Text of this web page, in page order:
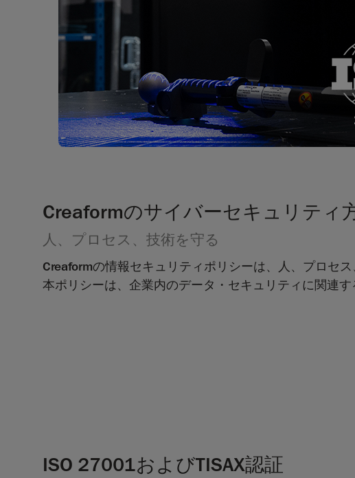
Creaformのサイバーセキュリティ
人、プロセス、技術を守る
Creaformの情報セキュリティポリシーは、人、プロセ
本ポリシーは、企業内のデータ・セキュリティに関連
ISO 27001およびTISAX認証